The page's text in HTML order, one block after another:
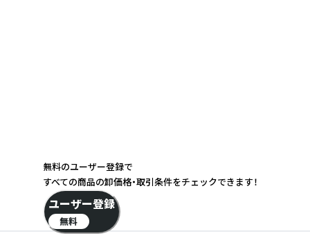
無料のユーザー登録で
すべての商品の卸価格・取引条件をチェックできます！
ユーザー登録
無料